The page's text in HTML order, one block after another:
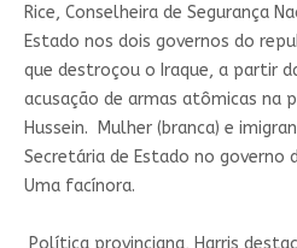
Rice, Conselheira de Segurança
Estado nos dois governos do
que destroçou o Iraque, a partir
acusação de armas atômicas na
Hussein. Mulher (branca) e
Secretária de Estado no governo
Uma facínora.
Política provinciana, Harris